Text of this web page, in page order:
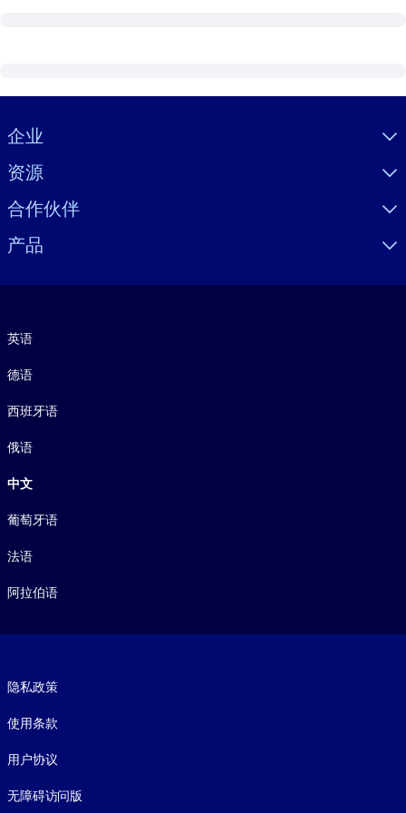
Visually hidden Text
企业
资源
合作伙伴
产品
英语
德语
西班牙语
俄语
中文
葡萄牙语
法语
阿拉伯语
隐私政策
使用条款
用户协议
无障碍访问版